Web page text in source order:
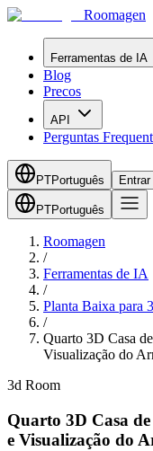
Roomagen
Ferramentas de IA
Blog
Precos
API
Perguntas
PTPortuguês Entrar
PTPortuguês
Roomagen
/
Ferramentas de IA
/
Planta Baixa para
/
Quarto 3D Casa
Visualização do
3d Room
Quarto 3D Casa
e Visualização do